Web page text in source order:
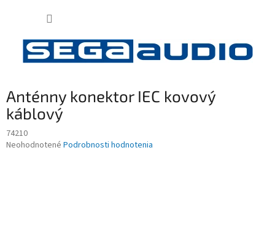
Anténny konektor IEC kovový
káblový
74210
Priemerné
Neohodnotené Podrobnosti hodnotenia